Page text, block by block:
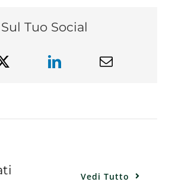
Tuo Social
Vedi Tutto